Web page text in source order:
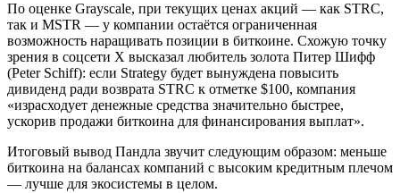
По оценке Grayscale, при текущих ценах акций — как STRC,
так и MSTR — у компании остаётся ограниченная
возможность наращивать позиции в биткоине. Схожую точку
зрения в соцсети X высказал любитель золота Питер Шифф
(Peter Schiff): если Strategy будет вынуждена повысить
дивиденд ради возврата STRC к отметке $100, компания
«израсходует денежные средства значительно быстрее,
ускорив продажи биткоина для финансирования выплат».
Итоговый вывод Пандла звучит следующим образом: меньше
биткоина на балансах компаний с высоким кредитным плечом
— лучше для экосистемы в целом.